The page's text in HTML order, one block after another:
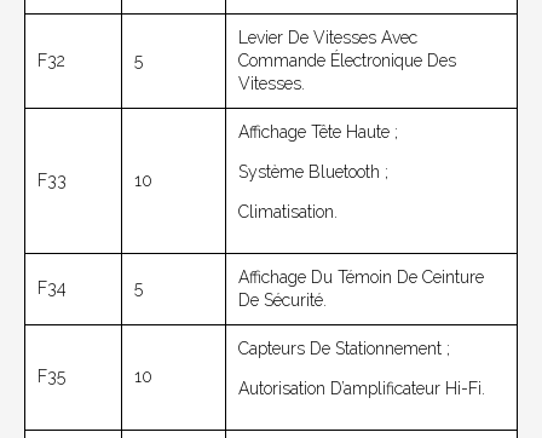
F32 5
Levier De Vitesses Avec
Commande Électronique Des
Vitesses.
F33 10
Affichage Tête Haute ;
Système Bluetooth ;
Climatisation.
F34 5
Affichage Du Témoin De Ceinture
De Sécurité.
F35 10
Capteurs De Stationnement ;
Autorisation D’amplificateur Hi-Fi.